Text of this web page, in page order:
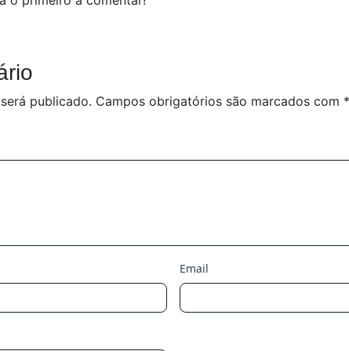
publicado. Campos obrigatórios são marcados com *
Email